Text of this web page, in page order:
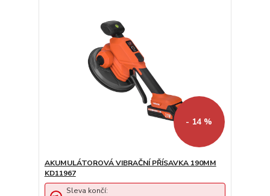
- 14 %
AKUMULÁTOROVÁ VIBRAČNÍ PŘÍSAVKA 190MM
KD11967
Sleva končí: